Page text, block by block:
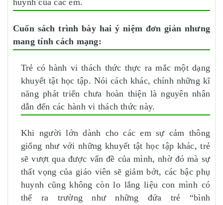
huynh của các em.
Cuốn sách trình bày hai ý niệm đơn giản nhưng
mang tính cách mạng:
Trẻ có hành vi thách thức thực ra mắc một dạng
khuyết tật học tập. Nói cách khác, chính những kĩ
năng phát triển chưa hoàn thiện là nguyên nhân
dẫn đến các hành vi thách thức này.
Khi người lớn dành cho các em sự cảm thông
giống như với những khuyết tật học tập khác, trẻ
sẽ vượt qua được vấn đề của mình, nhờ đó mà sự
thất vọng của giáo viên sẽ giảm bớt, các bậc phụ
huynh cũng không còn lo lắng liệu con mình có
thể ra trường như những đứa trẻ “bình